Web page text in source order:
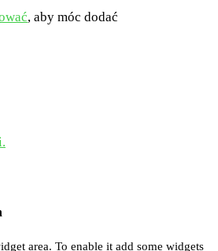
, aby móc dodać
area. To enable it add some widgets